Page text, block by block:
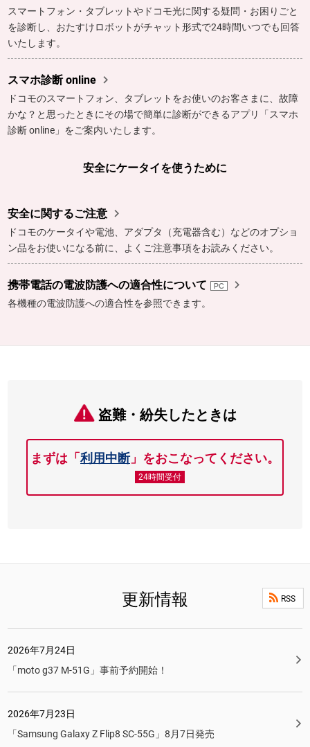
スマートフォン・タブレットやドコモ光に関する疑問・お困りごと
を診断し、おたすけロボットがチャット形式で24時間いつでも回答
いたします。
スマホ診断 online 
ドコモのスマートフォン、タブレットをお使いのお客さまに、故障
かな？と思ったときにその場で簡単に診断ができるアプリ「スマホ
診断 online」をご案内いたします。
安全にケータイを使うために
安全に関するご注意 
ドコモのケータイや電池、アダプタ（充電器含む）などのオプショ
ン品をお使いになる前に、よくご注意事項をお読みください。
携帯電話の電波防護への適合性について 
各機種の電波防護への適合性を参照できます。
盗難・紛失したときは
まずは「 利用中断」をおこなってください。
24時間受付
更新情報 RSS
2026年7月24日
「moto g37 M-51G」事前予約開始！
2026年7月23日
「Samsung Galaxy Z Flip8 SC-55G」8月7日発売